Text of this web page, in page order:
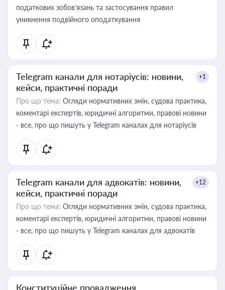
податкових зобов’язань та застосування правил
уникнення подвійного оподаткування
Telegram канали для нотаріусів: новини,
кейси, практичні поради
+1
Про що тема: Огляди нормативних змін, судова практика,
коментарі експертів, юридичні алгоритми, правові новини
- все, про що пишуть у Telegram каналах для нотаріусів
Telegram канали для адвокатів: новини,
кейси, практичні поради
+12
Про що тема: Огляди нормативних змін, судова практика,
коментарі експертів, юридичні алгоритми, правові новини
- все, про що пишуть у Telegram каналах для адвокатів
Конституційне провадження